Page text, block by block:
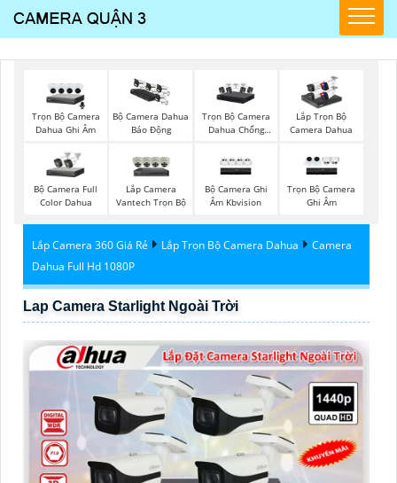
Trọn Bộ Camera
Dahua Ghi Âm
Bộ Camera Dahua
Báo Động
Trọn Bộ Camera
Dahua Chống
Lắp Trọn Bộ
Camera Dahua
Bộ Camera Full
Color Dahua
Lắp Camera
Vantech Trọn Bộ
Bộ Camera Ghi
Âm Kbvision
Trọn Bộ Camera
Ghi Âm
Lắp Camera 360 Giá Rẻ Lắp Trọn Bộ Camera Dahua
Camera
Dahua Full Hd 1080P
Lap Camera Starlight Ngoài Trời